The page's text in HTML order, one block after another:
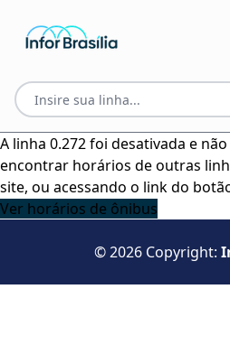
A linha 0.272 foi desativada e
encontrar horários de outras
site, ou acessando o link do
Ver horários de ônibus
© 2026 Copyright: